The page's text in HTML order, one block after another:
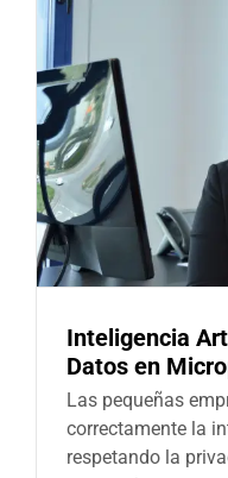
Inteligencia
Datos en
Las pequeñas
correctamente la
respetando la